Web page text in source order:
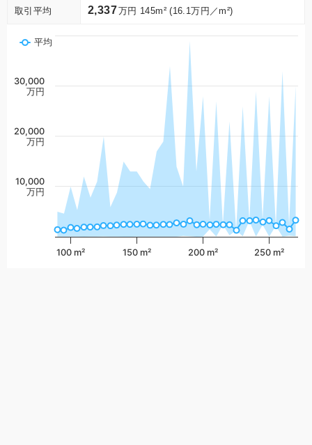
取引平均 2,337万円 145m² (16.1万円／m²)
平均
100 m² 150 m² 200 m² 250 m²
10,000
万円
20,000
万円
30,000
万円